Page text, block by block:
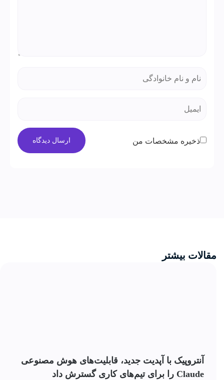
ذخیره مشخصات من
مقالات بیشتر
آنتروپیک با آپدیت جدید، قابلیت‌های هوش مصنوعی
Claude را برای تیم‌های کاری گسترش داد